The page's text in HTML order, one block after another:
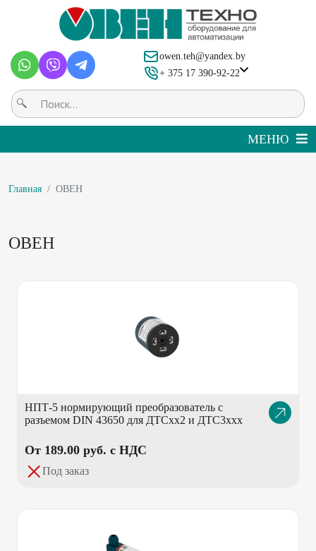
owen.teh@yandex.by
+ 375 17 390-92-22
Главная ОВЕН
ОВЕН
НПТ-5 нормирующий преобразователь с
разъемом DIN 43650 для ДТСхх2 и ДТС3ххх
Описание
товара
От 189.00 pуб. с НДС
Под заказ